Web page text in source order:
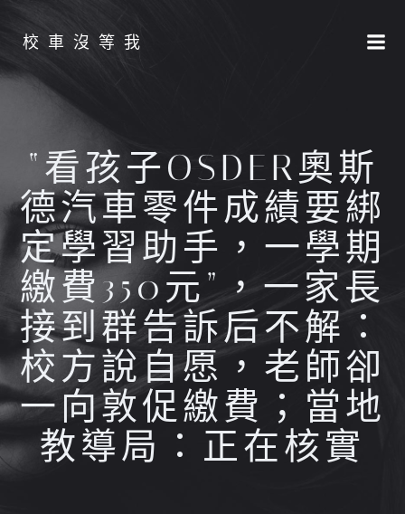
校車沒等我
“看孩子OSDER奧斯
德汽車零件成績要綁
定學習助手，一學期
繳費350元”，一家長
接到群告訴后不解：
校方說自愿，老師卻
一向敦促繳費；當地
教導局：正在核實